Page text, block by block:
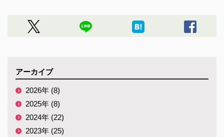
アーカイブ
2026年 (8)
2025年 (8)
2024年 (22)
2023年 (25)